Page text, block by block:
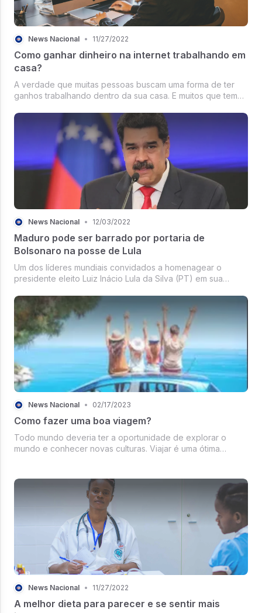
News Nacional • 11/27/2022
Como ganhar dinheiro na internet trabalhando em
casa?
A verdade que muitas pessoas buscam uma forma de ter
ganhos trabalhando dentro da sua casa. E muitos que tem
ganhos trabalhando dessa forma. Alguns já largaram um
emprego de carteia assinad...
News Nacional • 12/03/2022
Maduro pode ser barrado por portaria de
Bolsonaro na posse de Lula
Um dos líderes mundiais convidados a homenagear o
presidente eleito Luiz Inácio Lula da Silva (PT) em sua
impedido de tentar entrar no Brasil. Isso porque o PT quer
convidar Nicolás Ma...
News Nacional • 02/17/2023
Como fazer uma boa viagem?
Todo mundo deveria ter a oportunidade de explorar o
mundo e conhecer novas culturas. Viajar é uma ótima
como pessoa. Viajar te ajuda a ap...
News Nacional • 11/27/2022
A melhor dieta para parecer e se sentir mais